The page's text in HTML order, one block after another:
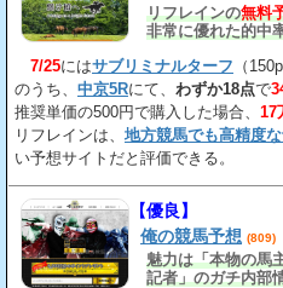
リフレインの無料
非常に優れた的中
7/25にはサブリミナルターフ （
のうち、 中京5Rにて、 わずか18点で
推奨単価の500円で購入した場合、 17
リフレインは、 地方競馬でも高精度
い予想サイトだと評価できる。
【優良】
俺の競馬予想 (809)
魅力は「本物の馬
記者」のガチ内部